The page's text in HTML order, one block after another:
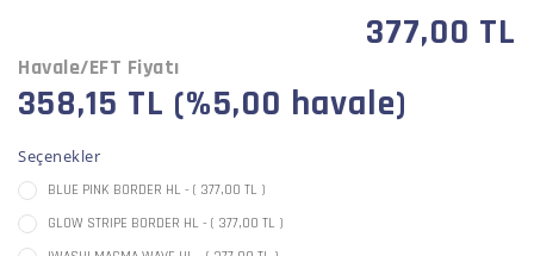
377,00 TL
Havale/EFT Fiyatı
358,15 TL (%5,00 havale)
Seçenekler
BLUE PINK BORDER HL - ( 377,00 TL )
GLOW STRIPE BORDER HL - ( 377,00 TL )